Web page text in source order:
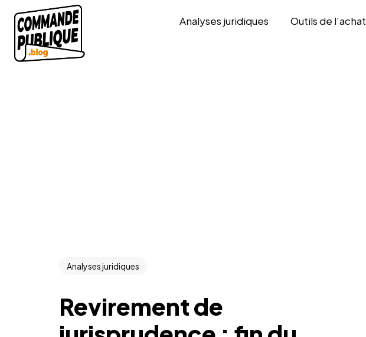
Analyses juridiques Outils de l’achat
Analyses juridiques
Revirement de